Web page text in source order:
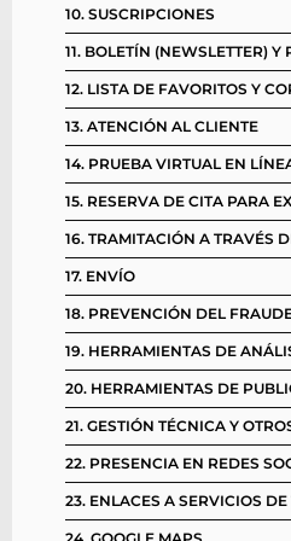
10. SUSCRIPCIONES
11. BOLETÍN (NEWSLETTER)
12. LISTA DE FAVORITOS Y
13. ATENCIÓN AL CLIENTE
14. PRUEBA VIRTUAL EN
15. RESERVA DE CITA PARA
16. TRAMITACIÓN A TRAVÉS
17. ENVÍO
18. PREVENCIÓN DEL
19. HERRAMIENTAS DE
20. HERRAMIENTAS DE
21. GESTIÓN TÉCNICA Y
22. PRESENCIA EN REDES
23. ENLACES A SERVICIOS DE